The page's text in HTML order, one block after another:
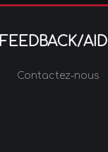
FEEDBACK/
Contactez-nous